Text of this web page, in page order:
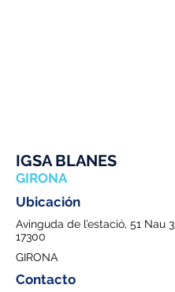
IGSA BLANES
GIRONA
Ubicación
Avinguda de l’estació, 51 Nau 3
17300
GIRONA
Contacto